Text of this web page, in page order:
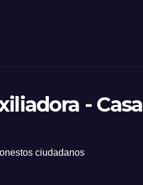
- Casa
ciudadanos